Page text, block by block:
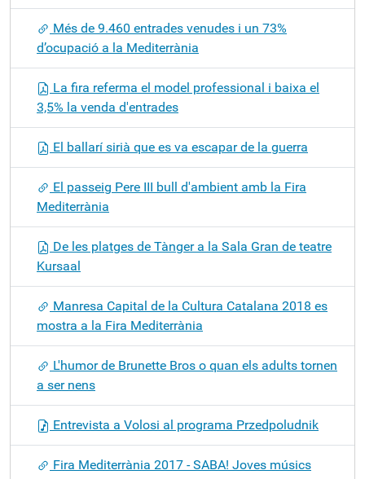
Més de 9.460 entrades venudes i un 73%
d’ocupació a la Mediterrània
La fira referma el model professional i baixa el
3,5% la venda d'entrades
El ballarí sirià que es va escapar de la guerra
El passeig Pere III bull d'ambient amb la Fira
Mediterrània
De les platges de Tànger a la Sala Gran de teatre
Kursaal
Manresa Capital de la Cultura Catalana 2018 es
mostra a la Fira Mediterrània
L'humor de Brunette Bros o quan els adults tornen
a ser nens
Entrevista a Volosi al programa Przedpoludnik
Fira Mediterrània 2017 - SABA! Joves músics